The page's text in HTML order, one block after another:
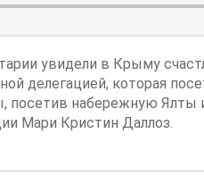
увидели в Крыму
делегацией, которая
посетив набережную Ялты
Мари Кристин Даллоз.